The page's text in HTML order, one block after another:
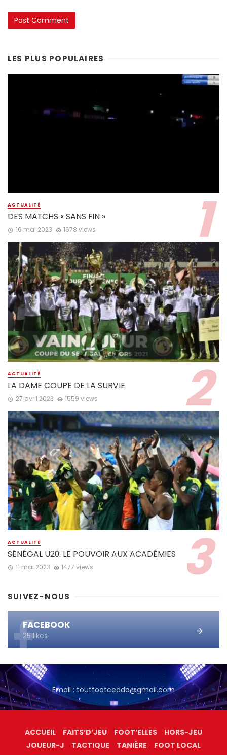
LES PLUS POPULAIRES
ACTUALITÉ
DES MATCHS « SANS FIN »
16 mai 2023 1678 views
ACTUALITÉ
LA DAME COUPE DE LA SURVIE
27 avril 2023 1559 views
ACTUALITÉ
SÉNÉGAL U20: LE POUVOIR AUX ACADÉMIES
11 mai 2023 1477 views
SUIVEZ-NOUS
FACEBOOK
25 likes
Email : toutfootceddo@gmail.com
ACCUEIL FAITS’D’JEU FOOT’ELLES
HORS-JEU
JOUEUR-J
TACTIQUE TANIÈRE FOOT LOCAL